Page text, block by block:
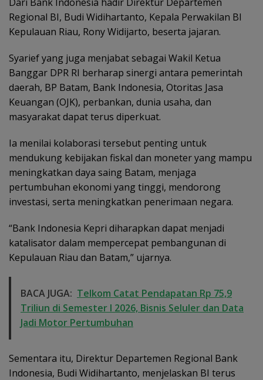
Regional BI, Budi Widihartanto, Kepala Perwakilan BI
Kepulauan Riau, Rony Widijarto, beserta jajaran.
Syarief yang juga menjabat sebagai Wakil Ketua
Banggar DPR RI berharap sinergi antara pemerintah
daerah, BP Batam, Bank Indonesia, Otoritas Jasa
Keuangan (OJK), perbankan, dunia usaha, dan
masyarakat dapat terus diperkuat.
Ia menilai kolaborasi tersebut penting untuk
mendukung kebijakan fiskal dan moneter yang mampu
meningkatkan daya saing Batam, menjaga
pertumbuhan ekonomi yang tinggi, mendorong
investasi, serta meningkatkan penerimaan negara.
“Bank Indonesia Kepri diharapkan dapat menjadi
katalisator dalam mempercepat pembangunan di
Kepulauan Riau dan Batam,” ujarnya.
BACA JUGA: Telkom Catat Pendapatan Rp 75,9
Triliun di Semester I 2026, Bisnis Seluler dan Data
Jadi Motor Pertumbuhan
Sementara itu, Direktur Departemen Regional Bank
Indonesia, Budi Widihartanto, menjelaskan BI terus